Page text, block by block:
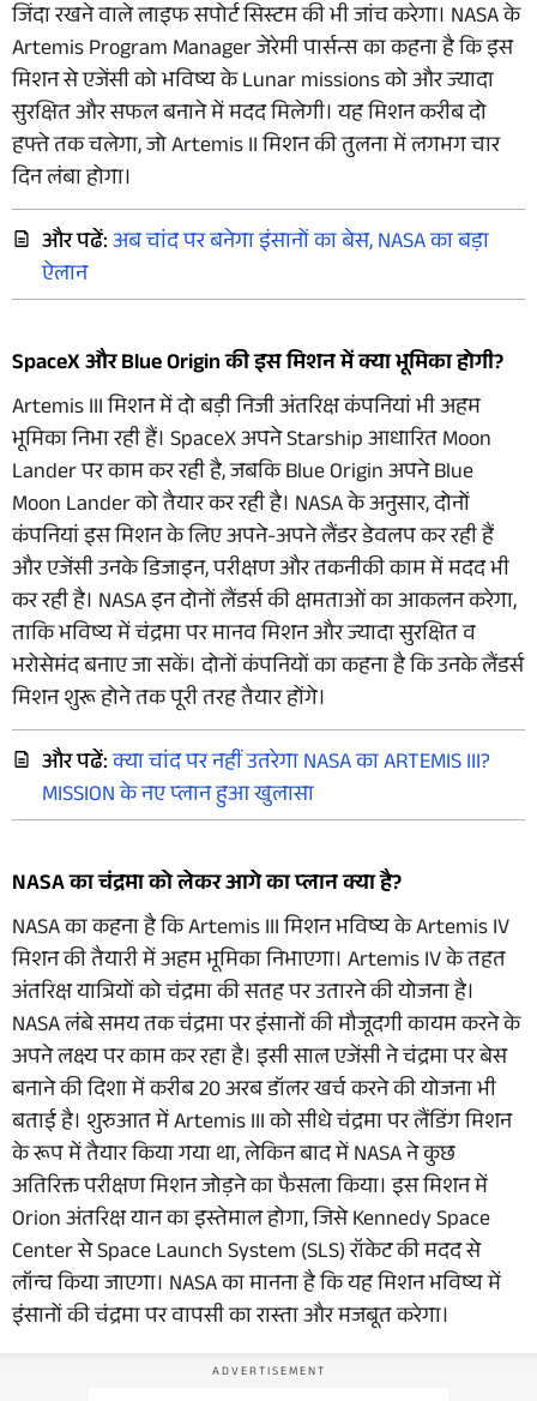
जिंदा रखने वाले लाइफ सपोर्ट सिस्टम की भी जांच करेगा। NASA के
Artemis Program Manager जेरेमी पार्सन्स का कहना है कि इस
मिशन से एजेंसी को भविष्य के Lunar missions को और ज्यादा
सुरक्षित और सफल बनाने में मदद मिलेगी। यह मिशन करीब दो
हफ्ते तक चलेगा, जो Artemis II मिशन की तुलना में लगभग चार
दिन लंबा होगा।
और पढें:अब चांद पर बनेगा इंसानों का बेस, NASA का बड़ा
ऐलान
SpaceX और Blue Origin की इस मिशन में क्या भूमिका होगी?
Artemis III मिशन में दो बड़ी निजी अंतरिक्ष कंपनियां भी अहम
भूमिका निभा रही हैं। SpaceX अपने Starship आधारित Moon
Lander पर काम कर रही है, जबकि Blue Origin अपने Blue
Moon Lander को तैयार कर रही है। NASA के अनुसार, दोनों
कंपनियां इस मिशन के लिए अपने-अपने लैंडर डेवलप कर रही हैं
और एजेंसी उनके डिजाइन, परीक्षण और तकनीकी काम में मदद भी
कर रही है। NASA इन दोनों लैंडर्स की क्षमताओं का आकलन करेगा,
ताकि भविष्य में चंद्रमा पर मानव मिशन और ज्यादा सुरक्षित व
भरोसेमंद बनाए जा सकें। दोनों कंपनियों का कहना है कि उनके लैंडर्स
मिशन शुरू होने तक पूरी तरह तैयार होंगे।
और पढें:क्या चांद पर नहीं उतरेगा NASA का ARTEMIS III?
MISSION के नए प्लान हुआ खुलासा
NASA का चंद्रमा को लेकर आगे का प्लान क्या है?
NASA का कहना है कि Artemis III मिशन भविष्य के Artemis IV
मिशन की तैयारी में अहम भूमिका निभाएगा। Artemis IV के तहत
अंतरिक्ष यात्रियों को चंद्रमा की सतह पर उतारने की योजना है।
NASA लंबे समय तक चंद्रमा पर इंसानों की मौजूदगी कायम करने के
अपने लक्ष्य पर काम कर रहा है। इसी साल एजेंसी ने चंद्रमा पर बेस
बनाने की दिशा में करीब 20 अरब डॉलर खर्च करने की योजना भी
बताई है। शुरुआत में Artemis III को सीधे चंद्रमा पर लैंडिंग मिशन
के रूप में तैयार किया गया था, लेकिन बाद में NASA ने कुछ
अतिरिक्त परीक्षण मिशन जोड़ने का फैसला किया। इस मिशन में
Orion अंतरिक्ष यान का इस्तेमाल होगा, जिसे Kennedy Space
Center से Space Launch System (SLS) रॉकेट की मदद से
लॉन्च किया जाएगा। NASA का मानना है कि यह मिशन भविष्य में
इंसानों की चंद्रमा पर वापसी का रास्ता और मजबूत करेगा।